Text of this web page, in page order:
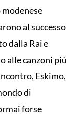
al successo
dalla Rai e
alle canzoni più
Eskimo,
di
forse